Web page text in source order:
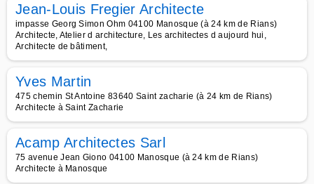
Jean-Louis Fregier Architecte
impasse Georg Simon Ohm 04100 Manosque (à 24 km de Rians)
Architecte, Atelier d architecture, Les architectes d aujourd hui,
Architecte de bâtiment,
Yves Martin
475 chemin St Antoine 83640 Saint zacharie (à 24 km de Rians)
Architecte à Saint Zacharie
Acamp Architectes Sarl
75 avenue Jean Giono 04100 Manosque (à 24 km de Rians)
Architecte à Manosque